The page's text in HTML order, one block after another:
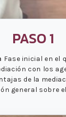
PASO 1
Fase inicial en el
con los
de la
general sobre